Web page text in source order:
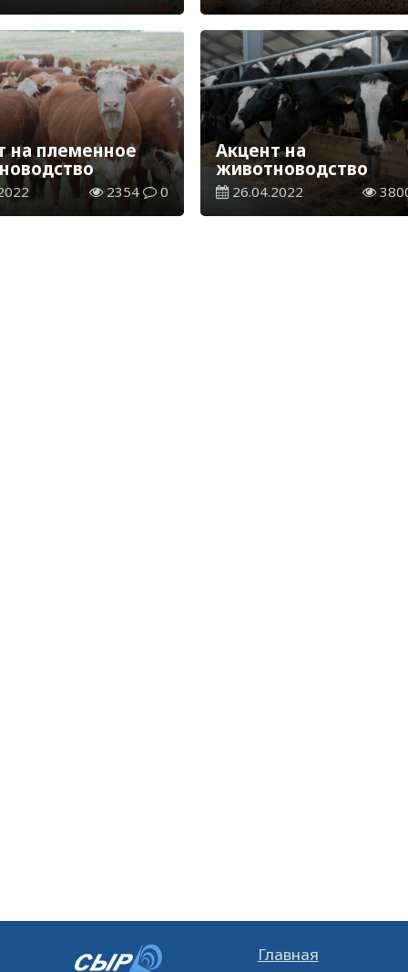
на племенное
2354 0
Акцент на
животноводство
26.04.2022
Главная